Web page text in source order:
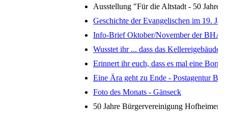
Ausstellung "Für die Altstadt - 50 Jahre
Geschichte der Evangelischen im 19.
Info-Brief Oktober/November der BHA
Wusstet ihr ... dass das Kellereigebäude
Erinnert ihr euch, dass es mal eine
Eine Ära geht zu Ende - Postagentur
Foto des Monats - Gänseck
50 Jahre Bürgervereinigung Hofheimer